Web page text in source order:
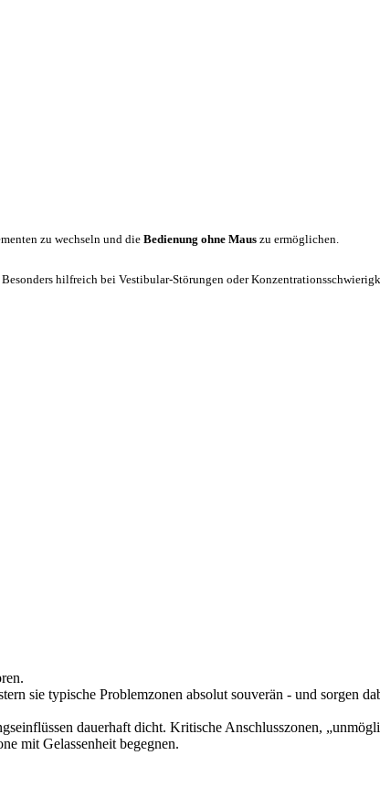
zu wechseln und die Bedienung ohne Maus zu ermöglichen.
hilfreich bei Vestibular-Störungen oder
sie typische Problemzonen absolut souverän - und sorgen
dauerhaft dicht. Kritische Anschlusszonen,
mit Gelassenheit begegnen.